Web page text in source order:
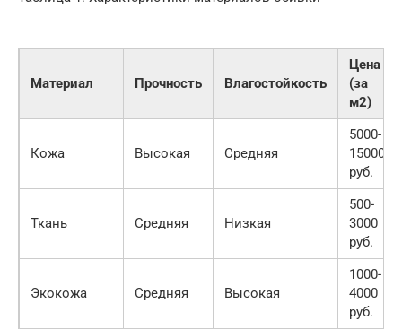
Материал Прочность Влагостойкость
Цена
(за
м2)
Кожа Высокая Средняя
5000-
15000
руб.
Ткань Средняя Низкая
500-
3000
руб.
Экокожа Средняя Высокая
1000-
4000
руб.